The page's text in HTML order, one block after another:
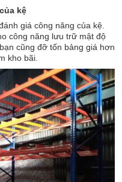
kệ
giá công năng của kệ.
công năng lưu trữ mật độ
cũng đỡ tốn bảng giá hơn
kho bãi.